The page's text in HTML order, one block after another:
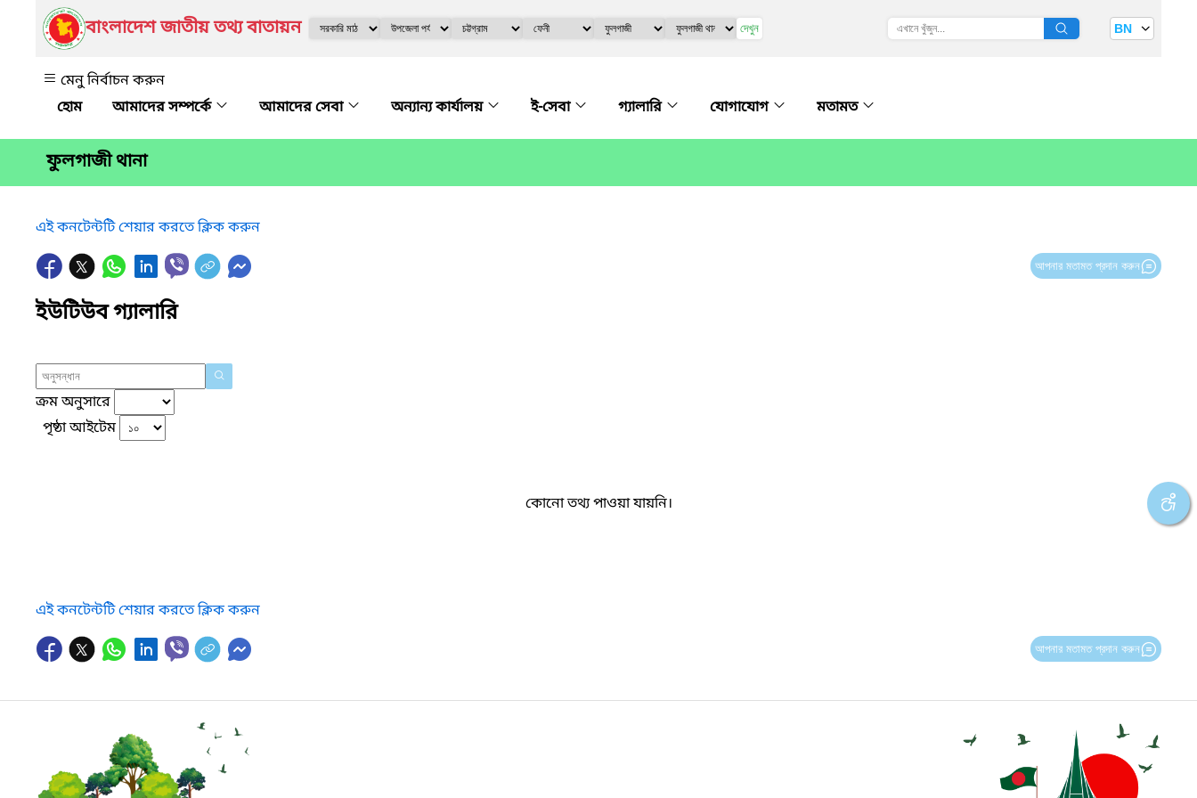
বাংলাদেশ জাতীয় তথ্য বাতায়ন দেখুন BN
মেনু নির্বাচন করুন
আমাদের সম্পর্কে
আমাদের সেবা অন্যান্য কার্যালয় ই-সেবা গ্যালারি যোগাযোগ মতামত
ফুলগাজী থানা
এই কনটেন্টটি শেয়ার করতে ক্লিক করুন
আপনার মতামত প্রদান করুন
ইউটিউব গ্যালারি
ক্রম অনুসারে
পৃষ্ঠা আইটেম
কোনো তথ্য পাওয়া যায়নি।
এই কনটেন্টটি শেয়ার করতে ক্লিক করুন
আপনার মতামত প্রদান করুন